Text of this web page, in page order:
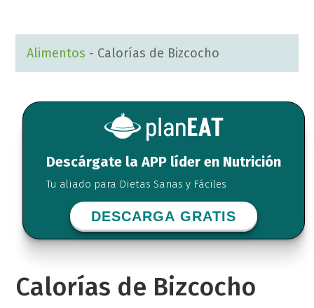
Alimentos - Calorías de Bizcocho
Descárgate la APP líder en Nutrición
Tu aliado para Dietas Sanas y Fáciles
DESCARGA GRATIS
Calorías de Bizcocho